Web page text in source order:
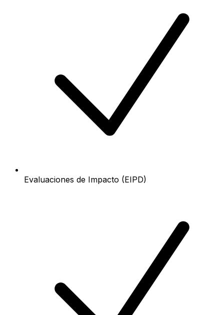
Evaluaciones de Impacto (EIPD)